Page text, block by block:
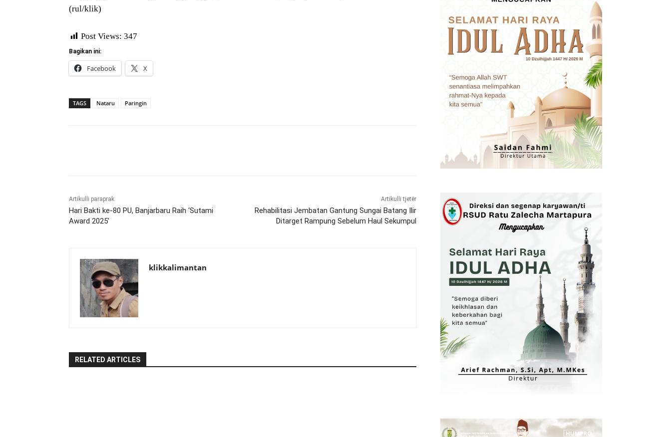
(rul/klik)
Post Views: 347
Bagikan ini:
Facebook X
TAGS Nataru Paringin
Artikulli paraprak
Hari Bakti ke-80 PU, Banjarbaru Raih ‘Sutami
Award 2025’
Artikulli tjetër
Rehabilitasi Jembatan Gantung Sungai Batang Ilir
Ditarget Rampung Sebelum Haul Sekumpul
klikkalimantan
RELATED ARTICLES